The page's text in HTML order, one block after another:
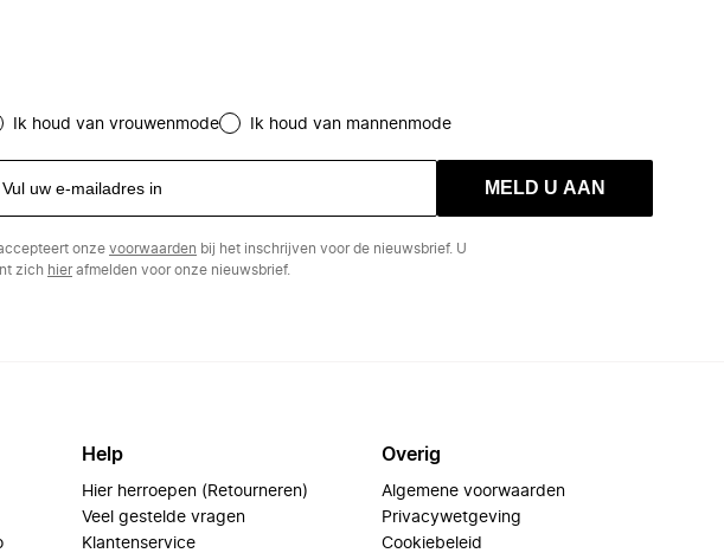
Ik houd van vrouwenmode Ik houd van mannenmode
MELD U AAN
onze voorwaarden bij het inschrijven voor de nieuwsbrief. U
zich hierafmelden voor onze nieuwsbrief.
Help
Hier herroepen (Retourneren)
Veel gestelde vragen
Klantenservice
Overig
Algemene voorwaarden
Privacywetgeving
Cookiebeleid